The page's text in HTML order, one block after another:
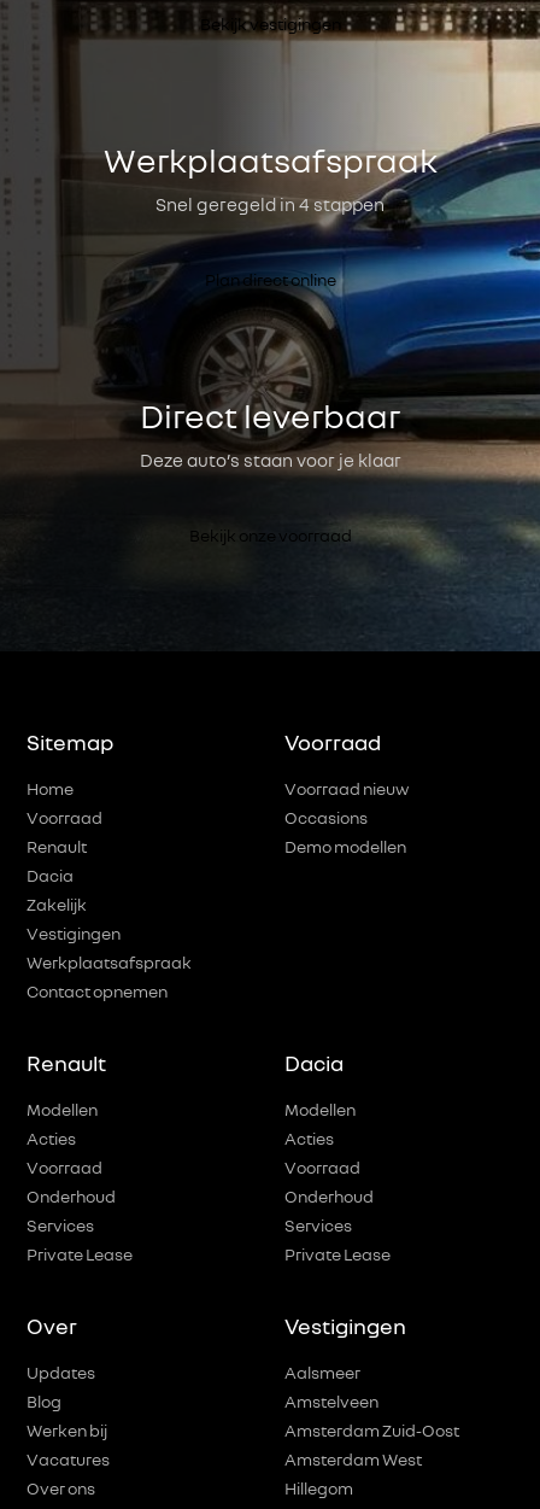
Bekijk vestigingen
Werkplaatsafspraak
Snel geregeld in 4 stappen
Plan direct online
Direct leverbaar
Deze auto’s staan voor je klaar
Bekijk onze voorraad
Sitemap
Home
Voorraad
Renault
Dacia
Zakelijk
Vestigingen
Werkplaatsafspraak
Contact opnemen
Voorraad
Voorraad nieuw
Occasions
Demo modellen
Renault
Modellen
Acties
Voorraad
Onderhoud
Services
Private Lease
Dacia
Modellen
Acties
Voorraad
Onderhoud
Services
Private Lease
Over
Updates
Blog
Werken bij
Vacatures
Over ons
Vestigingen
Aalsmeer
Amstelveen
Amsterdam Zuid-Oost
Amsterdam West
Hillegom